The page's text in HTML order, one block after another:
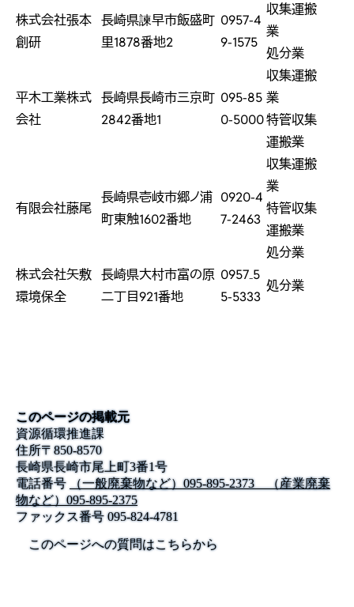
株式会社張本
創研
長崎県諫早市飯盛町
里1878番地2
0957-4
9-1575
収集運搬
業
処分業
平木工業株式
会社
長崎県長崎市三京町
2842番地1
095-85
0-5000
収集運搬
業
特管収集
運搬業
有限会社藤尾
長崎県壱岐市郷ノ浦
町東触1602番地
0920-4
7-2463
収集運搬
業
特管収集
運搬業
処分業
株式会社矢敷
環境保全
長崎県大村市富の原
二丁目921番地
0957₋5
5-5333
処分業
このページの掲載元
資源循環推進課
住所〒850-8570
長崎県長崎市尾上町3番1号
電話番号
（一般廃棄物など）095-895-2373 （産業廃棄
物など）095-895-2375
ファックス番号095-824-4781
このページへの質問はこちらから